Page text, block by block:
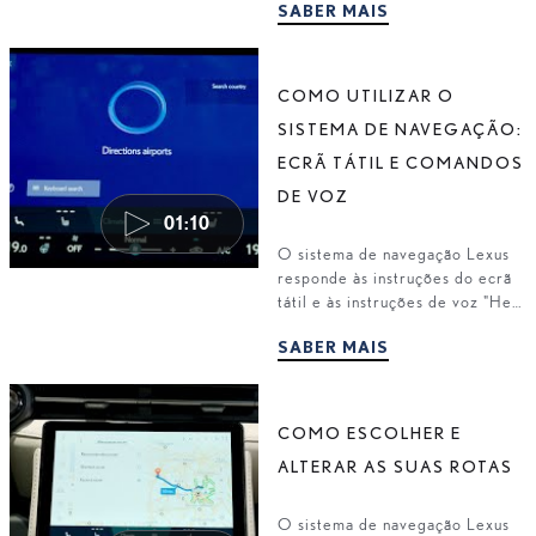
descarregada, pode ser
SABER MAIS
01:10
COMO UTILIZAR O
SISTEMA DE NAVEGAÇÃO:
ECRÃ TÁTIL E COMANDOS
DE VOZ
O sistema de navegação Lexus
responde às instruções do ecrã
tátil e às instruções de voz "Hey
inicie a orientação do seu
SABER MAIS
COMO ESCOLHER E
ALTERAR AS SUAS ROTAS
O sistema de navegação Lexus